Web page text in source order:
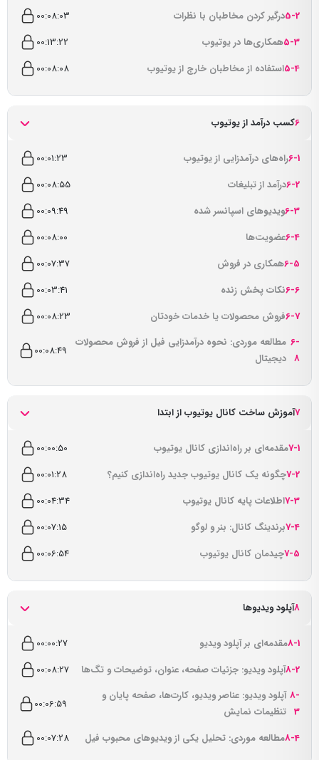
5-2درگیر کردن مخاطبان با نظرات
00:08:03
5-3همکاری‌ها در یوتیوب
00:13:22
5-4استفاده از مخاطبان خارج از یوتیوب 00:08:08
6کسب درآمد از یوتیوب
6-1راه‌های درآمدزایی از یوتیوب
00:01:23
6-2درآمد از تبلیغات
00:08:55
6-3ویدیوهای اسپانسر شده
00:09:49
6-4عضویت‌ها
00:08:00
6-5همکاری در فروش
00:07:37
6-6نکات پخش زنده
00:03:41
6-7فروش محصولات یا خدمات خودتان
00:08:23
6-
8
مطالعه موردی: نحوه درآمدزایی فیل از فروش محصولات
دیجیتال
00:08:49
7آموزش ساخت کانال یوتیوب از ابتدا
7-1مقدمه‌ای بر راه‌اندازی کانال یوتیوب
00:00:50
7-2چگونه یک کانال یوتیوب جدید راه‌اندازی کنیم؟
00:01:28
7-3اطلاعات پایه کانال یوتیوب
00:04:34
7-4برندینگ کانال: بنر و لوگو
00:07:15
7-5چیدمان کانال یوتیوب 00:06:54
8آپلود ویدیوها
8-1مقدمه‌ای بر آپلود ویدیو
00:00:27
8-2آپلود ویدیو: جزئیات صفحه، عنوان، توضیحات و تگ‌ها
00:08:27
8-
3
آپلود ویدیو: عناصر ویدیو، کارت‌ها، صفحه پایان و
تنظیمات نمایش
00:06:59
8-4مطالعه موردی: تحلیل یکی از ویدیوهای محبوب فیل 00:07:28